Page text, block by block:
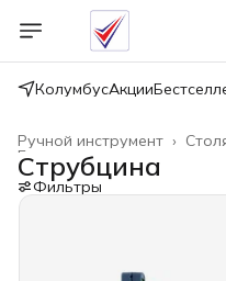
КолумбусАкции
Ручной инструмент ›
Главная ›
Струбцина
Фильтры